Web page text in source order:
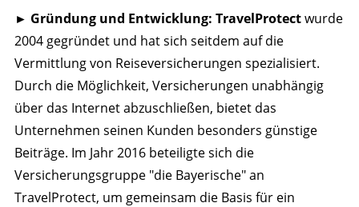
► Gründung und Entwicklung: TravelProtectwurde
2004 gegründet und hat sich seitdem auf die
Vermittlung von Reiseversicherungen spezialisiert.
Durch die Möglichkeit, Versicherungen unabhängig
über das Internet abzuschließen, bietet das
Unternehmen seinen Kunden besonders günstige
Beiträge. Im Jahr 2016 beteiligte sich die
Versicherungsgruppe "die Bayerische" an
TravelProtect, um gemeinsam die Basis für ein